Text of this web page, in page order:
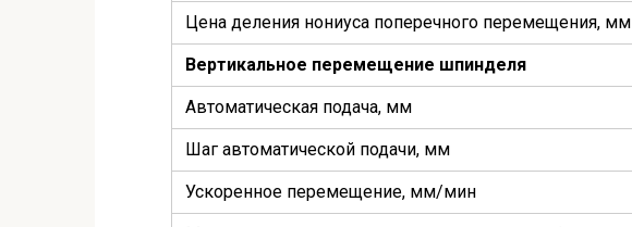
Цена деления нониуса поперечного перемещения, мм
Вертикальное перемещение шпинделя
Автоматическая подача, мм
Шаг автоматической подачи, мм
Ускоренное перемещение, мм/мин